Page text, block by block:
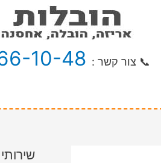
📞 צור קשר : 10-48